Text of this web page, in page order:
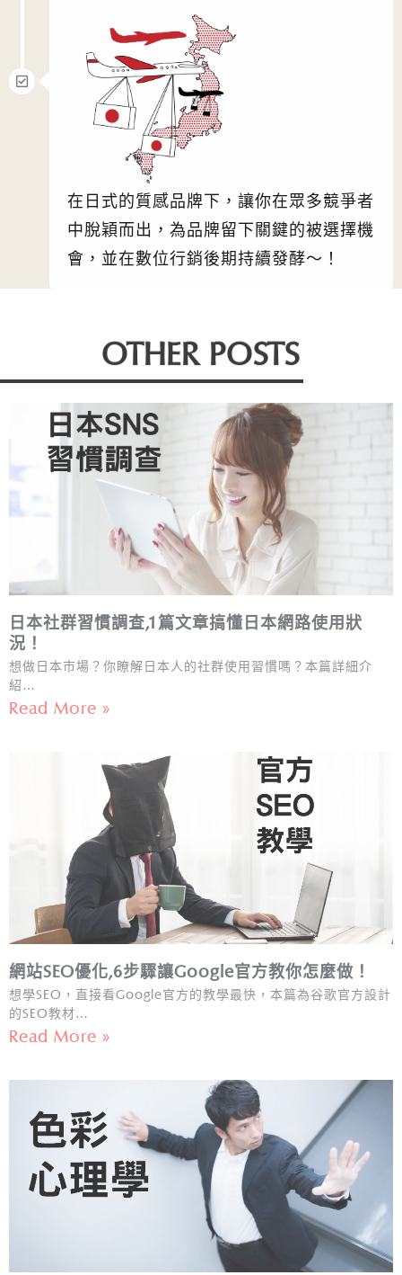
在日式的質感品牌下，讓你在眾多競爭者
中脫穎而出，為品牌留下關鍵的被選擇機
會，並在數位行銷後期持續發酵～！
OTHER POSTS
日本社群習慣調查,1篇文章搞懂日本網路使用狀
況！
想做日本市場？你瞭解日本人的社群使用習慣嗎？本篇詳細介
紹…
Read More »
網站SEO優化,6步驟讓Google官方教你怎麼做！
想學SEO，直接看Google官方的教學最快，本篇為谷歌官方設計
的SEO教材…
Read More »